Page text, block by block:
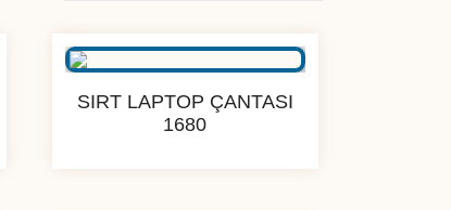
SIRT LAPTOP ÇANTASI
1680